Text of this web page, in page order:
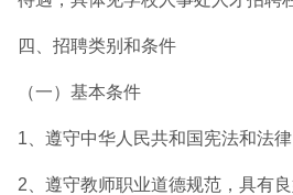
四、招聘类别和条件
（一）基本条件
1、遵守中华人民共和国宪法和法律
2、遵守教师职业道德规范，具有良